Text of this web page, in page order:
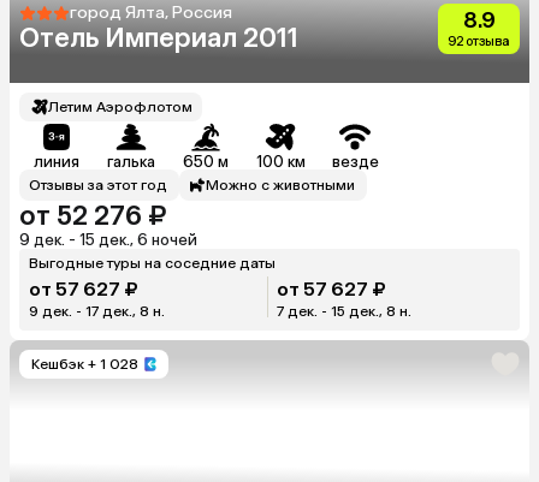
город Ялта, Россия
Отель Империал 2011
8.9
92 отзыва
Летим Аэрофлотом
линия галька 650 м 100 км везде
Отзывы за этот год Можно с животными
от 52 276 ₽
9 дек. - 15 дек., 6 ночей
Выгодные туры на соседние даты
от 57 627 ₽
9 дек. - 17 дек., 8 н.
от 57 627 ₽
7 дек. - 15 дек., 8 н.
Кешбэк + 1 028